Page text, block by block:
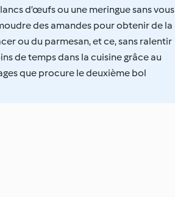
d’œufs ou une meringue sans vous
des amandes pour obtenir de la
ou du parmesan, et ce, sans ralentir
de temps dans la cuisine grâce au
que procure le deuxième bol